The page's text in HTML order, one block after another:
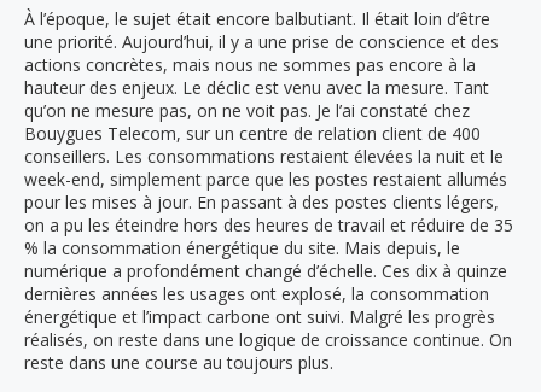
À l’époque, le sujet était encore balbutiant. Il était loin d’être
une priorité. Aujourd’hui, il y a une prise de conscience et des
actions concrètes, mais nous ne sommes pas encore à la
hauteur des enjeux. Le déclic est venu avec la mesure. Tant
qu’on ne mesure pas, on ne voit pas. Je l’ai constaté chez
Bouygues Telecom, sur un centre de relation client de 400
conseillers. Les consommations restaient élevées la nuit et le
week-end, simplement parce que les postes restaient allumés
pour les mises à jour. En passant à des postes clients légers,
on a pu les éteindre hors des heures de travail et réduire de 35
% la consommation énergétique du site. Mais depuis, le
numérique a profondément changé d’échelle. Ces dix à quinze
dernières années les usages ont explosé, la consommation
énergétique et l’impact carbone ont suivi. Malgré les progrès
réalisés, on reste dans une logique de croissance continue. On
reste dans une course au toujours plus.